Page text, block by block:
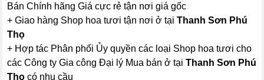
Bán Chính hãng Giá cực rẻ tận nơi giá gốc
+ Giao hàng Shop hoa tươi tận nơi ở tạiThanh Sơn Phú
Thọ
+ Hợp tác Phân phối Ủy quyền các loại Shop hoa tươi cho
các Công ty Gia công Đại lý Mua bán ở tạiThanh Sơn Phú
Thọ có nhu cầu